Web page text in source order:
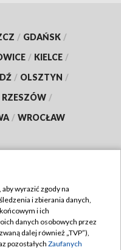
/ GDAŃSK /
/ KIELCE /
/ OLSZTYN /
RZESZÓW /
/ WROCŁAW
TVP
wyrazić zgody na
i zbierania danych,
i ich
danych osobowych przez
dalej również „TVP”),
pozostałych Zaufanych